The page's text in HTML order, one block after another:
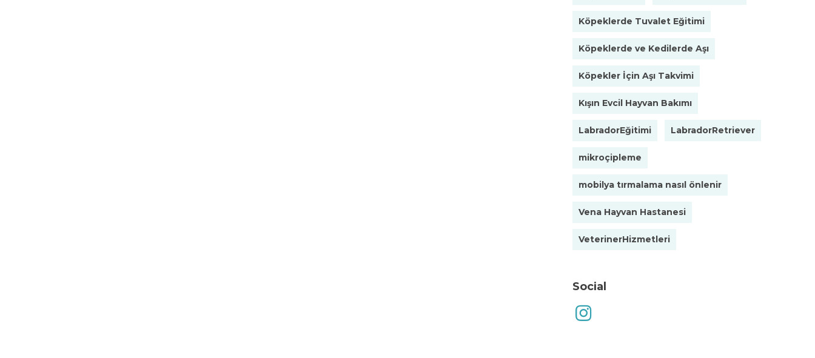
Köpeklerde Tuvalet Eğitimi
Köpeklerde ve Kedilerde Aşı
Köpekler İçin Aşı Takvimi
Kışın Evcil Hayvan Bakımı
LabradorEğitimi LabradorRetriever
mikroçipleme
mobilya tırmalama nasıl önlenir
Vena Hayvan Hastanesi
VeterinerHizmetleri
Social